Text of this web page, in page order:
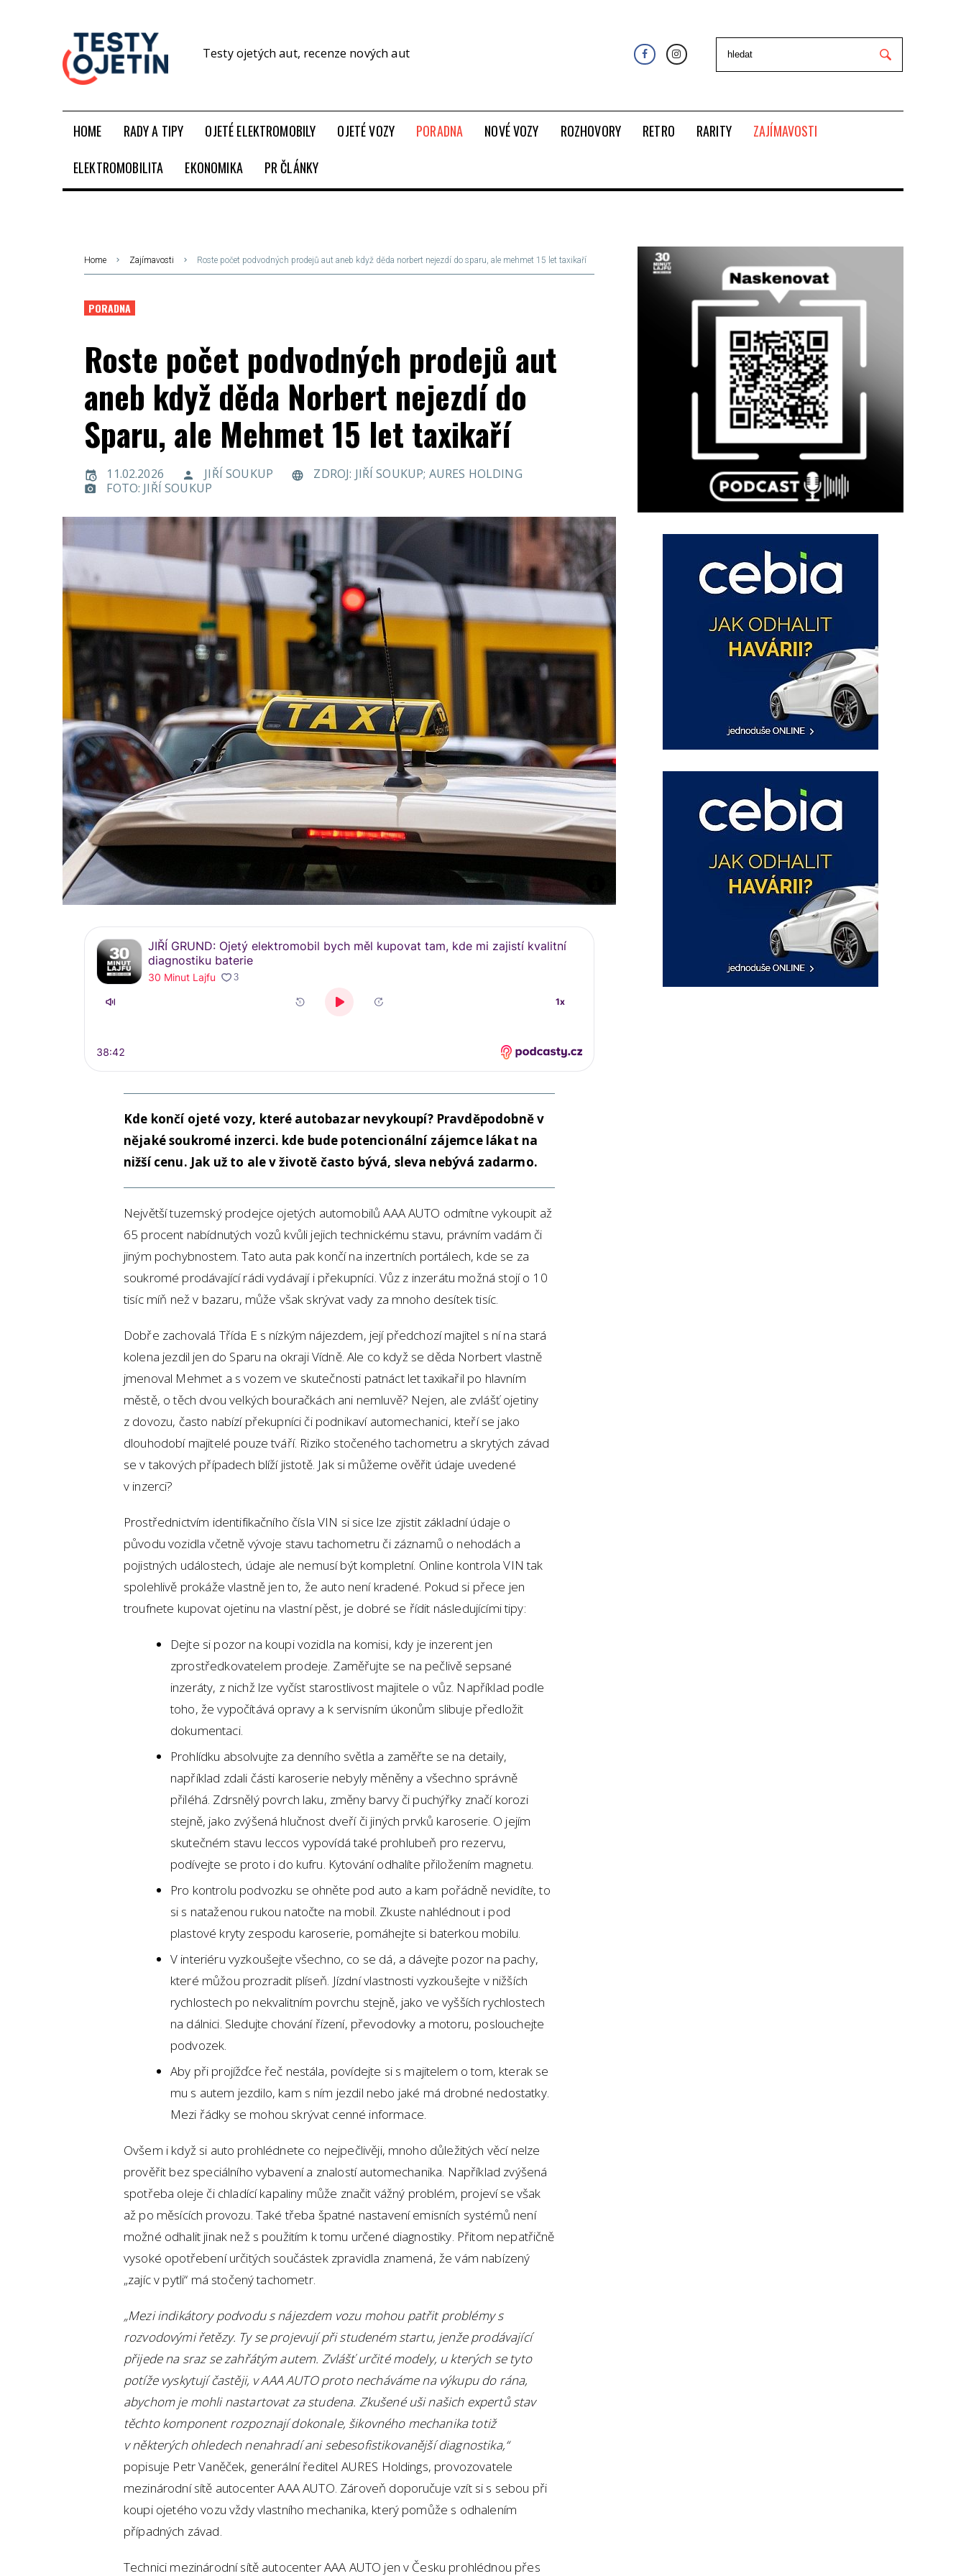
Testy ojetých aut, recenze nových aut
HOME RADY A TIPY OJETÉ ELEKTROMOBILY OJETÉ VOZY PORADNA NOVÉ VOZY ROZHOVORY RETRO RARITY
ZAJÍMAVOSTI
ELEKTROMOBILITA
EKONOMIKA PR ČLÁNKY
Home Zajímavosti Roste počet podvodných prodejů aut aneb když děda norbert nejezdí do sparu, ale mehmet 15 let taxikaří
PORADNA
Roste počet podvodných prodejů aut
aneb když děda Norbert nejezdí do
Sparu, ale Mehmet 15 let taxikaří
11.02.2026 JIŘÍ SOUKUP
ZDROJ: JIŘÍ SOUKUP; AURES HOLDING
FOTO: JIŘÍ SOUKUP
Kde končí ojeté vozy, které autobazar nevykoupí? Pravděpodobně v
nějaké soukromé inzerci. kde bude potencionální zájemce lákat na
nižší cenu. Jak už to ale v životě často bývá, sleva nebývá zadarmo.
Největší tuzemský prodejce ojetých automobilů AAA AUTO odmítne vykoupit až
65 procent nabídnutých vozů kvůli jejich technickému stavu, právním vadám či
jiným pochybnostem. Tato auta pak končí na inzertních portálech, kde se za
soukromé prodávající rádi vydávají i překupníci. Vůz z inzerátu možná stojí o 10
tisíc míň než v bazaru, může však skrývat vady za mnoho desítek tisíc.
Dobře zachovalá Třída E s nízkým nájezdem, její předchozí majitel s ní na stará
kolena jezdil jen do Sparu na okraji Vídně. Ale co když se děda Norbert vlastně
jmenoval Mehmet a s vozem ve skutečnosti patnáct let taxikařil po hlavním
městě, o těch dvou velkých bouračkách ani nemluvě? Nejen, ale zvlášť ojetiny
z dovozu, často nabízí překupníci či podnikaví automechanici, kteří se jako
dlouhodobí majitelé pouze tváří. Riziko stočeného tachometru a skrytých závad
se v takových případech blíží jistotě. Jak si můžeme ověřit údaje uvedené
v inzerci?
Prostřednictvím identifikačního čísla VIN si sice lze zjistit základní údaje o
původu vozidla včetně vývoje stavu tachometru či záznamů o nehodách a
pojistných událostech, údaje ale nemusí být kompletní. Online kontrola VIN tak
spolehlivě prokáže vlastně jen to, že auto není kradené. Pokud si přece jen
troufnete kupovat ojetinu na vlastní pěst, je dobré se řídit následujícími tipy:
Dejte si pozor na koupi vozidla na komisi, kdy je inzerent jen
zprostředkovatelem prodeje. Zaměřujte se na pečlivě sepsané
inzeráty, z nichž lze vyčíst starostlivost majitele o vůz. Například podle
toho, že vypočítává opravy a k servisním úkonům slibuje předložit
dokumentaci.
Prohlídku absolvujte za denního světla a zaměřte se na detaily,
například zdali části karoserie nebyly měněny a všechno správně
přiléhá. Zdrsnělý povrch laku, změny barvy či puchýřky značí korozi
stejně, jako zvýšená hlučnost dveří či jiných prvků karoserie. O jejím
skutečném stavu leccos vypovídá také prohlubeň pro rezervu,
podívejte se proto i do kufru. Kytování odhalíte přiložením magnetu.
Pro kontrolu podvozku se ohněte pod auto a kam pořádně nevidíte, to
si s nataženou rukou natočte na mobil. Zkuste nahlédnout i pod
plastové kryty zespodu karoserie, pomáhejte si baterkou mobilu.
V interiéru vyzkoušejte všechno, co se dá, a dávejte pozor na pachy,
které můžou prozradit plíseň. Jízdní vlastnosti vyzkoušejte v nižších
rychlostech po nekvalitním povrchu stejně, jako ve vyšších rychlostech
na dálnici. Sledujte chování řízení, převodovky a motoru, poslouchejte
podvozek.
Aby při projížďce řeč nestála, povídejte si s majitelem o tom, kterak se
mu s autem jezdilo, kam s ním jezdil nebo jaké má drobné nedostatky.
Mezi řádky se mohou skrývat cenné informace.
Ovšem i když si auto prohlédnete co nejpečlivěji, mnoho důležitých věcí nelze
prověřit bez speciálního vybavení a znalostí automechanika. Například zvýšená
spotřeba oleje či chladící kapaliny může značit vážný problém, projeví se však
až po měsících provozu. Také třeba špatné nastavení emisních systémů není
možné odhalit jinak než s použitím k tomu určené diagnostiky. Přitom nepatřičně
vysoké opotřebení určitých součástek zpravidla znamená, že vám nabízený
„zajíc v pytli“ má stočený tachometr.
„Mezi indikátory podvodu s nájezdem vozu mohou patřit problémy s
rozvodovými řetězy. Ty se projevují při studeném startu, jenže prodávající
přijede na sraz se zahřátým autem. Zvlášť určité modely, u kterých se tyto
potíže vyskytují častěji, v AAA AUTO proto necháváme na výkupu do rána,
abychom je mohli nastartovat za studena. Zkušené uši našich expertů stav
těchto komponent rozpoznají dokonale, šikovného mechanika totiž
v některých ohledech nenahradí ani sebesofistikovanější diagnostika,“
popisuje Petr Vaněček, generální ředitel AURES Holdings, provozovatele
mezinárodní sítě autocenter AAA AUTO. Zároveň doporučuje vzít si s sebou při
koupi ojetého vozu vždy vlastního mechanika, který pomůže s odhalením
případných závad.
Technici mezinárodní sítě autocenter AAA AUTO jen v Česku prohlédnou přes